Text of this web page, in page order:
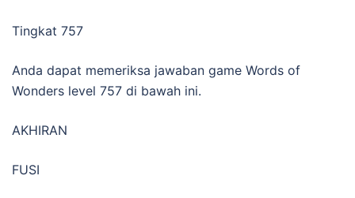
Tingkat 757
Anda dapat memeriksa jawaban game Words of
Wonders level 757 di bawah ini.
AKHIRAN
FUSI